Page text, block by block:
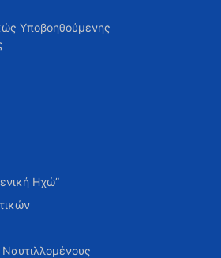
Υποβοηθούμενης
Ηχώ”
Ναυτιλλομένους